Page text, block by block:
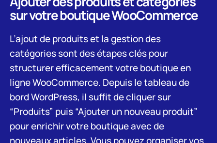
sur votre boutique WooCommerce
L’ajout de produits et la gestion des
catégories sont des étapes clés pour
structurer efficacement votre boutique en
ligne WooCommerce. Depuis le tableau de
bord WordPress, il suffit de cliquer sur
“Produits” puis “Ajouter un nouveau produit”
pour enrichir votre boutique avec de